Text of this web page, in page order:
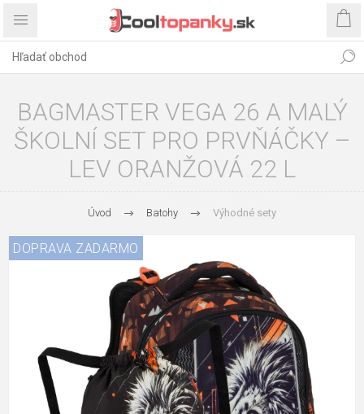
BAGMASTER VEGA 26 A MALÝ
ŠKOLNÍ SET PRO PRVŇÁČKY –
LEV ORANŽOVÁ 22 L
Úvod Batohy Výhodné sety
DOPRAVA ZADARMO